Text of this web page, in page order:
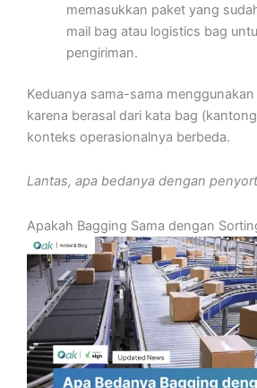
memasukkan paket yang
mail bag atau logistics bag
pengiriman.
Keduanya sama-sama
karena berasal dari kata bag
konteks operasionalnya berbeda.
Lantas, apa bedanya dengan
Apakah Bagging Sama dengan